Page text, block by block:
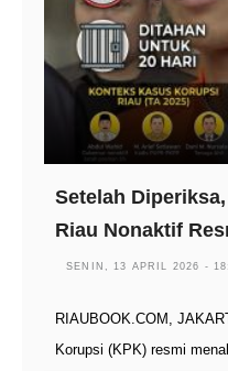
Setelah
Riau Nonaktif
SENIN, 13 APRIL 2026 -
RIAUBOOK.COM,
Korupsi (KPK) resmi